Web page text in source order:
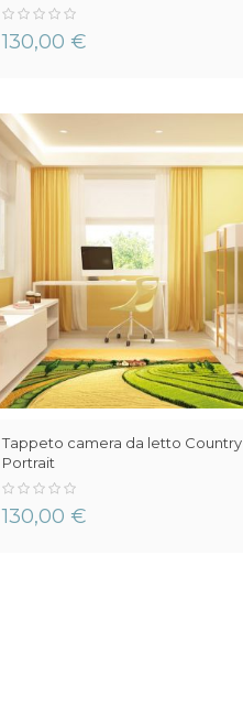
0%
130,00 €
Tappeto camera da letto Country
Portrait
0%
130,00 €